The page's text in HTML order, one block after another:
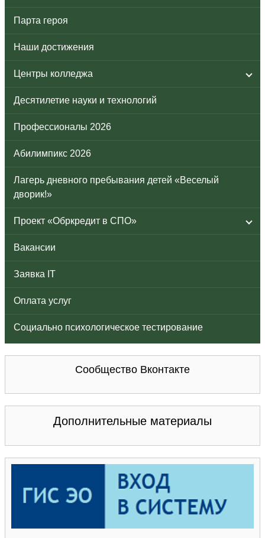
Парта героя
Наши достижения
Центры колледжа
Десятилетие науки и технологий
Профессионалы 2026
Абилимпикс 2026
Лагерь дневного пребывания детей «Веселый
дворик!»
Проект «Обркредит в СПО»
Вакансии
Заявка IT
Оплата услуг
Социально психологическое тестирование
Сообщество Вконтакте
Дополнительные материалы